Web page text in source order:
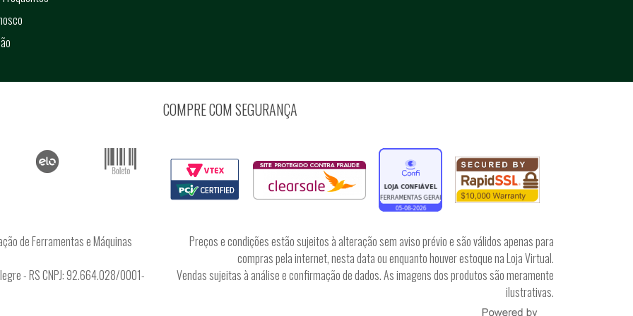
COMPRE COM SEGURANÇA
de Ferramentas e Máquinas
- RS CNPJ: 92.664.028/0001-
Preços e condições estão sujeitos à alteração sem aviso prévio e são válidos apenas para
compras pela internet, nesta data ou enquanto houver estoque na Loja Virtual.
Vendas sujeitas à análise e confirmação de dados. As imagens dos produtos são meramente
ilustrativas.